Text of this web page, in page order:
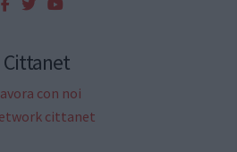
Cittanet
con noi
cittanet